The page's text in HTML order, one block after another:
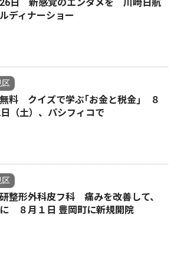
26日 新感覚のエンタメを 川崎日航
ディナーショー
区
料 クイズで学ぶ｢お金と税金｣ ８
（土）、パシフィコで
区
整形外科皮フ科 痛みを改善して、
８月１日 豊岡町に新規開院